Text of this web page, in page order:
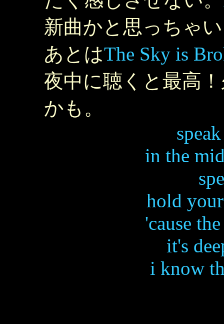
新曲かと思っちゃ
あとはThe Sky is
夜中に聴くと最高
かも。
in the
hold
'cause
it's
i know